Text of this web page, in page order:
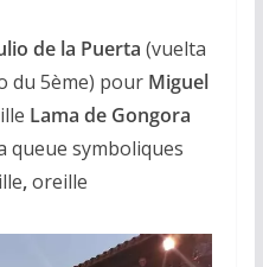
de la Puerta (vuelta
du 5ème) pour Miguel
Lama de Gongora
queue symboliques
,oreille